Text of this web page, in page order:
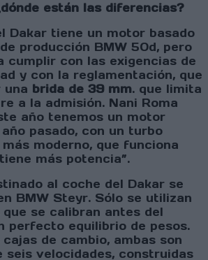
están las diferencias?
Dakar tiene un motor basado
producción BMW 50d, pero
cumplir con las exigencias de
y con la reglamentación, que
una brida de 39 mm. que limita
a la admisión. Nani Roma
año tenemos un motor
pasado, con un turbo
moderno, que funciona
más potencia”.
al coche del Dakar se
BMW Steyr. Sólo se utilizan
que se calibran antes del
perfecto equilibrio de pesos.
de cambio, ambas son
seis velocidades, construidas